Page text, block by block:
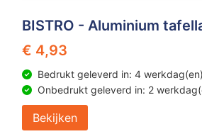
BISTRO - Aluminium
€ 4,93
Bedrukt geleverd in: 4 werkdag(en)
Onbedrukt geleverd in: 2
Bekijken